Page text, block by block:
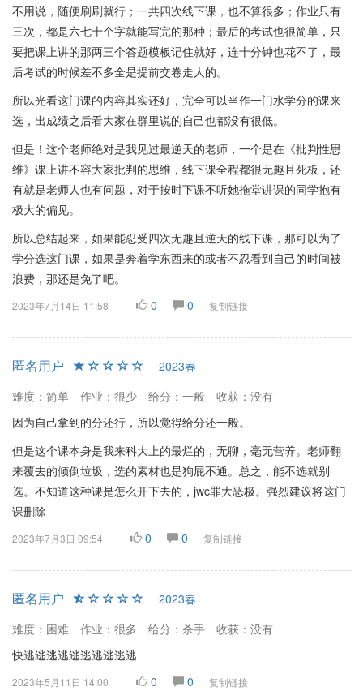
不用说，随便刷刷就行；一共四次线下课，也不算很多；作业只有
三次，都是六七十个字就能写完的那种；最后的考试也很简单，只
要把课上讲的那两三个答题模板记住就好，连十分钟也花不了，最
后考试的时候差不多全是提前交卷走人的。
所以光看这门课的内容其实还好，完全可以当作一门水学分的课来
选，出成绩之后看大家在群里说的自己也都没有很低。
但是！这个老师绝对是我见过最逆天的老师，一个是在《批判性思
维》课上讲不容大家批判的思维，线下课全程都很无趣且死板，还
有就是老师人也有问题，对于按时下课不听她拖堂讲课的同学抱有
极大的偏见。
所以总结起来，如果能忍受四次无趣且逆天的线下课，那可以为了
学分选这门课，如果是奔着学东西来的或者不忍看到自己的时间被
浪费，那还是免了吧。
2023年7月14日 11:58 0 0 复制链接
匿名用户
2023春
难度：简单
作业：很少 给分：一般
收获：没有
因为自己拿到的分还行，所以觉得给分还一般。
但是这个课本身是我来科大上的最烂的，无聊，毫无营养。老师翻
来覆去的倾倒垃圾，选的素材也是狗屁不通。总之，能不选就别
选。不知道这种课是怎么开下去的，jwc罪大恶极。强烈建议将这门
课删除
2023年7月3日 09:54 0 0 复制链接
匿名用户
2023春
难度：困难
作业：很多 给分：杀手
收获：没有
快逃逃逃逃逃逃逃逃逃逃
2023年5月11日 14:00 0 0 复制链接